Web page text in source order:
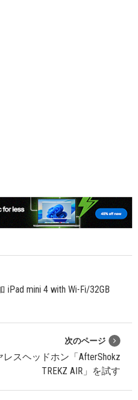
mini 4 with Wi-Fi/32GB
次のページ
スヘッドホン「AfterShokz
TREKZ AIR」を試す